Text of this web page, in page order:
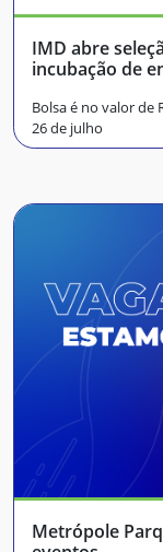
IMD abre
incubação de
Bolsa é no valor de
26 de julho
Metrópole